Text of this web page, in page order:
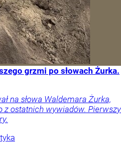
grzmi po słowach Żurka.
na słowa Waldemara Żurka,
z ostatnich wywiadów. Pierwszy